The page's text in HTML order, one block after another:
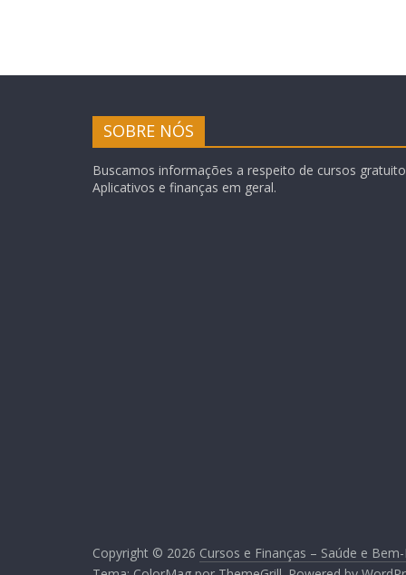
SOBRE NÓS
Buscamos informações a respeito de cursos
Aplicativos e finanças em geral.
Copyright © 2026 Cursos e Finanças – Saúde e